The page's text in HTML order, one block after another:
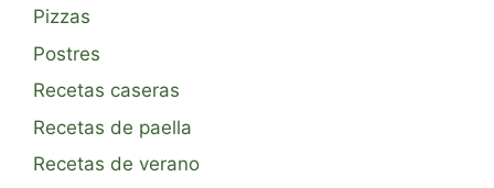
Pizzas
Postres
Recetas caseras
Recetas de paella
Recetas de verano